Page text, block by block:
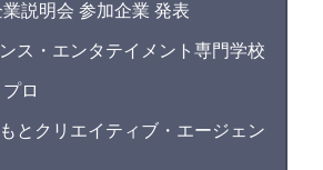
説明会 参加企業 発表
ス・エンタテイメント専門学校
ロ
とクリエイティブ・エージェン